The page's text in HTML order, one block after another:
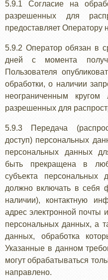
5.9.1 Согласие на
разрешенных для
предоставляет Оператору
5.9.2 Оператор обязан в
дней с момента
Пользователя
обработки, о наличии
неограниченным
разрешенных для
5.9.3 Передача
доступ) персональных
персональных данных
быть прекращена в
субъекта персональных
должно включать в себя
наличии), контактную
адрес электронной почты
персональных данных, а
данных, обработка
Указанные в данном
могут обрабатываться
направлено.